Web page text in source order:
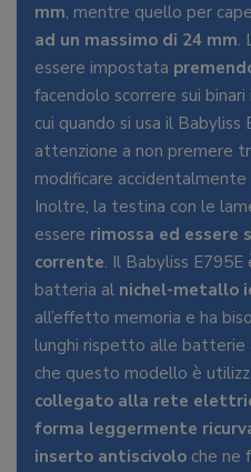
mm, mentre quello per
ad un massimo di 24 mm.
essere impostata
facendolo scorrere sui
cui quando si usa il Babyliss
attenzione a non premere
modificare
Inoltre, la testina con le
essere rimossa ed essere
corrente. Il Babyliss
batteria al nichel-metallo
all’effetto memoria e ha
lunghi rispetto alle batterie
che questo modello è
collegato alla rete
forma leggermente
inserto antiscivolo che ne